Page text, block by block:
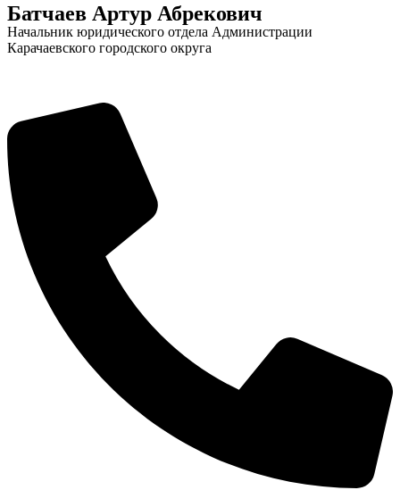
Батчаев Артур Абрекович
Начальник юридического отдела Администрации
Карачаевского городского округа